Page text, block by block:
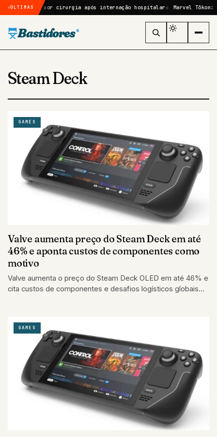
ÚLTIMAS
passará por cirurgia após internação hospitalar Marvel Tōkon:
Bastidores ®
Steam Deck
GAMES
Valve aumenta preço do Steam Deck em até
46% e aponta custos de componentes como
motivo
Valve aumenta o preço do Steam Deck OLED em até 46% e
cita custos de componentes e desafios logísticos globais
GAMES